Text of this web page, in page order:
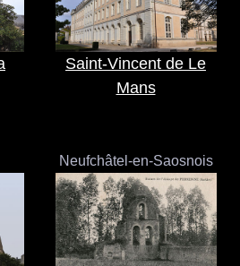
Saint-Vincent de Le
Mans
Neufchâtel-en-Saosnois